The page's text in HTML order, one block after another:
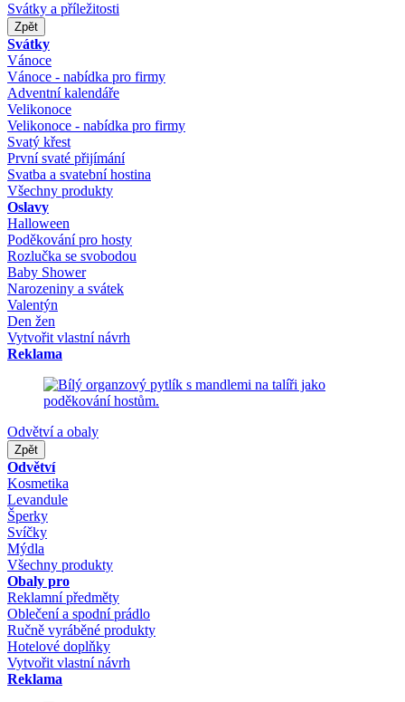
Svátky a příležitosti
Zpět
Svátky
Vánoce
Vánoce - nabídka pro firmy
Adventní kalendáře
Velikonoce
Velikonoce - nabídka pro firmy
Svatý křest
První svaté přijímání
Svatba a svatební hostina
Všechny produkty
Oslavy
Halloween
Poděkování pro hosty
Rozlučka se svobodou
Baby Shower
Narozeniny a svátek
Valentýn
Den žen
Vytvořit vlastní návrh
Reklama
Odvětví a obaly
Zpět
Odvětví
Kosmetika
Levandule
Šperky
Svíčky
Mýdla
Všechny produkty
Obaly pro
Reklamní předměty
Oblečení a spodní prádlo
Ručně vyráběné produkty
Hotelové doplňky
Vytvořit vlastní návrh
Reklama